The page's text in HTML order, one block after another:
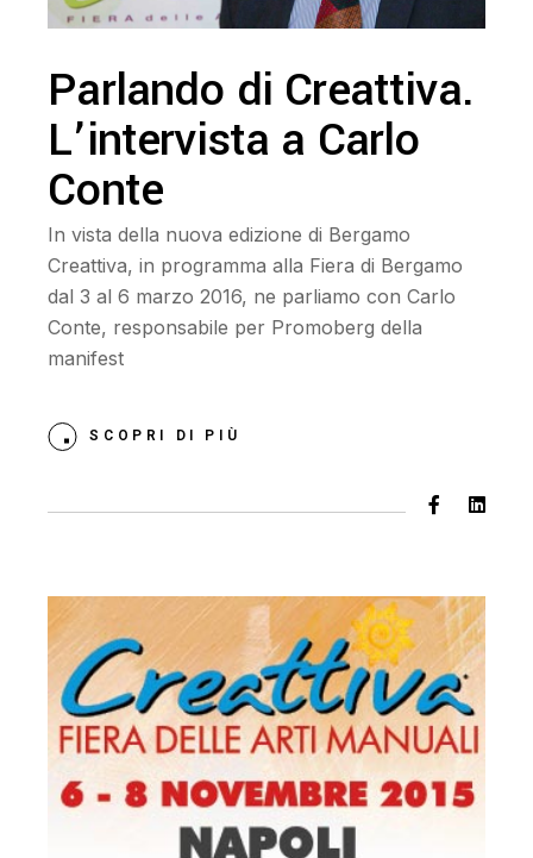
Parlando di Creattiva.
L’intervista a Carlo
Conte
In vista della nuova edizione di Bergamo
Creattiva, in programma alla Fiera di Bergamo
dal 3 al 6 marzo 2016, ne parliamo con Carlo
Conte, responsabile per Promoberg della
manifest
SCOPRI DI PIÙ